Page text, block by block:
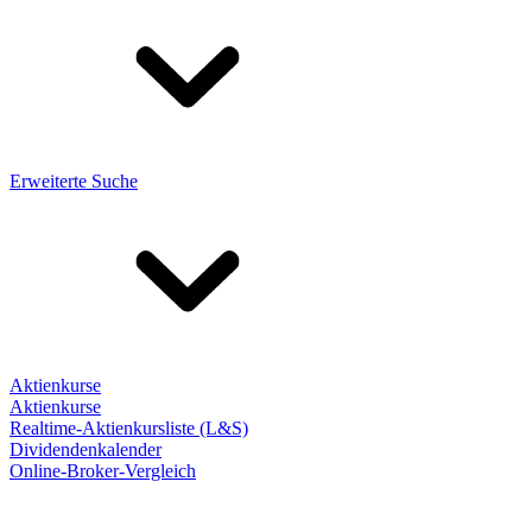
Erweiterte Suche
Aktienkurse
Aktienkurse
Realtime-Aktienkursliste (L&S)
Dividendenkalender
Online-Broker-Vergleich